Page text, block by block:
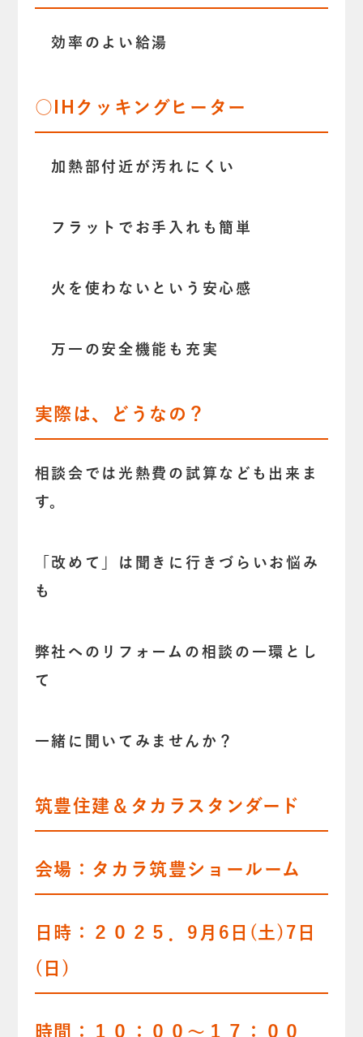
効率のよい給湯
○IHクッキングヒーター
加熱部付近が汚れにくい
フラットでお手入れも簡単
火を使わないという安心感
万一の安全機能も充実
実際は、どうなの？
相談会では光熱費の試算なども出来ま
す。
「改めて」は聞きに行きづらいお悩み
も
弊社へのリフォームの相談の一環とし
て
一緒に聞いてみませんか？
筑豊住建＆タカラスタンダード
会場：タカラ筑豊ショールーム
日時：２０２５．9月6日(土)7日
(日)
時間：１０：００～１７：００